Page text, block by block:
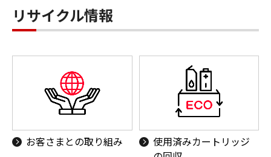
リサイクル情報
お客さまとの取り組み
使用済みカートリッジ